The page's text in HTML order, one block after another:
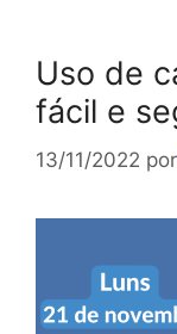
Uso de
fácil e
13/11/2022 por